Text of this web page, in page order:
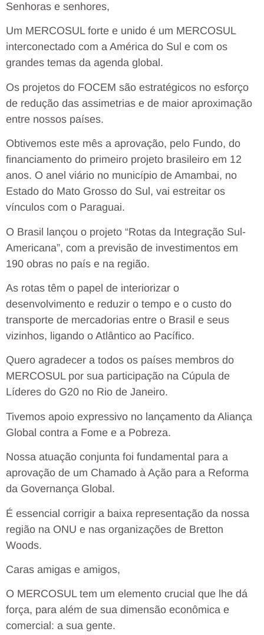
Senhoras e senhores,
Um MERCOSUL forte e unido é um MERCOSUL
interconectado com a América do Sul e com os
grandes temas da agenda global.
Os projetos do FOCEM são estratégicos no esforço
de redução das assimetrias e de maior aproximação
entre nossos países.
Obtivemos este mês a aprovação, pelo Fundo, do
financiamento do primeiro projeto brasileiro em 12
anos. O anel viário no município de Amambai, no
Estado do Mato Grosso do Sul, vai estreitar os
vínculos com o Paraguai.
O Brasil lançou o projeto “Rotas da Integração Sul-
Americana”, com a previsão de investimentos em
190 obras no país e na região.
As rotas têm o papel de interiorizar o
desenvolvimento e reduzir o tempo e o custo do
transporte de mercadorias entre o Brasil e seus
vizinhos, ligando o Atlântico ao Pacífico.
Quero agradecer a todos os países membros do
MERCOSUL por sua participação na Cúpula de
Líderes do G20 no Rio de Janeiro.
Tivemos apoio expressivo no lançamento da Aliança
Global contra a Fome e a Pobreza.
Nossa atuação conjunta foi fundamental para a
aprovação de um Chamado à Ação para a Reforma
da Governança Global.
É essencial corrigir a baixa representação da nossa
região na ONU e nas organizações de Bretton
Woods.
Caras amigas e amigos,
O MERCOSUL tem um elemento crucial que lhe dá
força, para além de sua dimensão econômica e
comercial: a sua gente.